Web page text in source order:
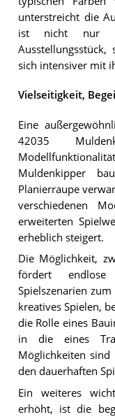
unterstreicht die
ist nicht nur
sich intensiver mit
Vielseitigkeit,
Eine
42035
Muldenkipper
Planierraupe
verschiedenen
erweiterten
erheblich steigert.
Die Möglichkeit,
fördert endlose
Spielszenarien
kreatives Spielen,
die Rolle eines
in die eines
Möglichkeiten
den dauerhaften
Ein weiteres
erhöht, ist die